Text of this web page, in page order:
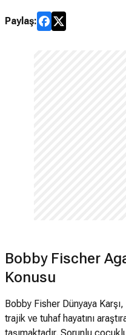
Paylaş:
Bobby Fischer
Konusu
Bobby Fisher Dünyaya
trajik ve tuhaf hayatını